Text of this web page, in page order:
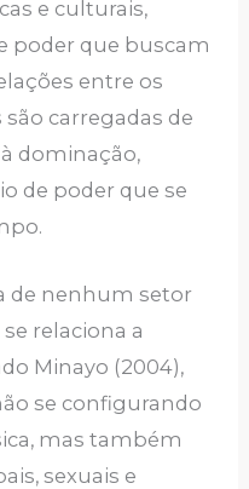
e culturais,
poder que buscam
entre os
carregadas de
dominação,
de poder que se
de nenhum setor
relaciona a
Minayo (2004),
se configurando
mas também
sexuais e